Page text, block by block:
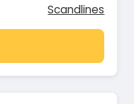
Scandlines